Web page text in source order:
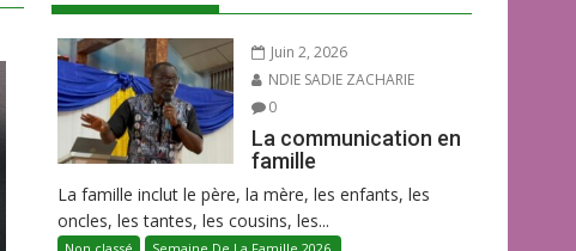
Juin 2, 2026
NDIE SADIE ZACHARIE
0
La communication en
famille
La famille inclut le père, la mère, les enfants, les
oncles, les tantes, les cousins, les...